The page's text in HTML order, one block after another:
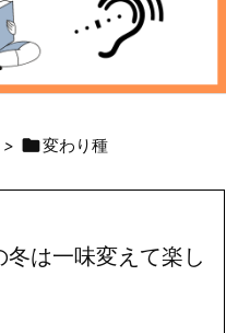
> 変わり種
は一味変えて楽し